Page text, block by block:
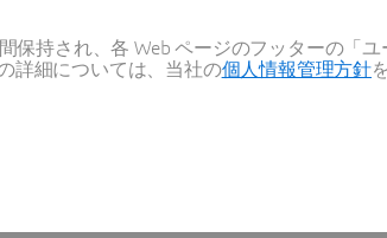
・システムズはRTT社自身、買付者、買付
に合意済みのRTT社株主、または任意公開
本籍地または定住所を有するRTT社株主に
されたRTT社の残りの普通株すべてを間接
付文書の公開時より始まっており、2014
時)に終了します。
保持され、各 Web ページのフッターの「
詳細については、当社の個人情報管理方針